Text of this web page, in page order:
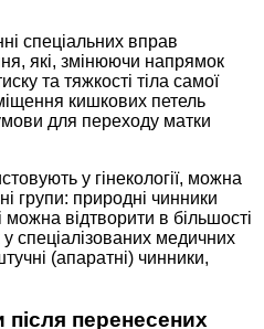
спеціальних вправ
які, змінюючи напрямок
та тяжкості тіла самої
кишкових петель
для переходу матки
у гінекології, можна
групи: природні чинники
можна відтворити в більшості
спеціалізованих медичних
(апаратні) чинники,
після перенесених